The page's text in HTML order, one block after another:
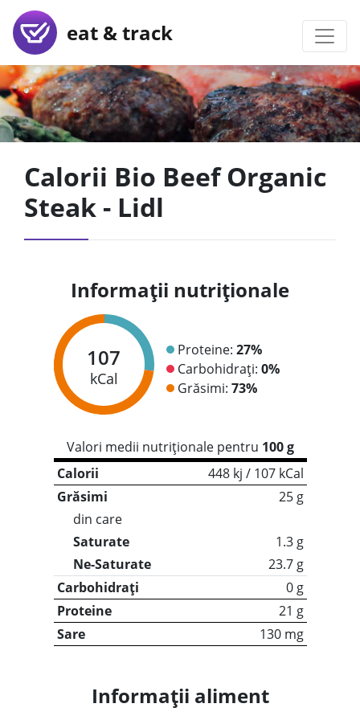
eat & track
Calorii Bio Beef Organic
Steak - Lidl
Informații nutriționale
107
kCal
Proteine: 27%
Carbohidrați: 0%
Grăsimi: 73%
Valori medii nutriționale pentru 100 g
Calorii
448 kj / 107 kCal
Grăsimi
25 g
din care
Saturate
1.3 g
Ne-Saturate
23.7 g
Carbohidrați
0 g
Proteine
21 g
Sare
130 mg
Informații aliment